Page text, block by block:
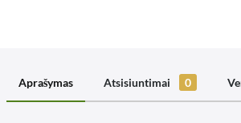
Aprašymas Atsisiuntimai 0